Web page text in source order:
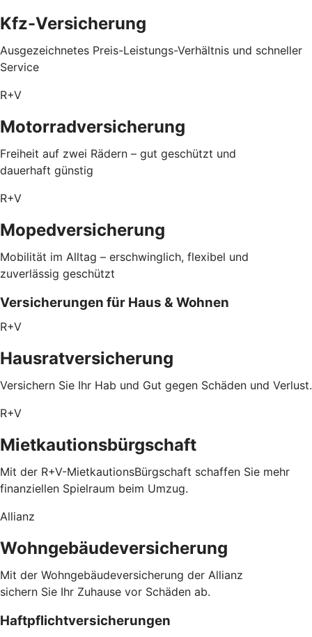
Kfz-Versicherung
Ausgezeichnetes Preis-Leistungs-Verhältnis und schneller
Service
R+V
Motorradversicherung
Freiheit auf zwei Rädern – gut geschützt und
dauerhaft günstig
R+V
Mopedversicherung
Mobilität im Alltag – erschwinglich, flexibel und
zuverlässig geschützt
Versicherungen für Haus & Wohnen
R+V
Hausratversicherung
Versichern Sie Ihr Hab und Gut gegen Schäden und Verlust.
R+V
Mietkautionsbürgschaft
Mit der R+V-MietkautionsBürgschaft schaffen Sie mehr
finanziellen Spielraum beim Umzug.
Allianz
Wohngebäudeversicherung
Mit der Wohngebäudeversicherung der Allianz
sichern Sie Ihr Zuhause vor Schäden ab.
Haftpflichtversicherungen